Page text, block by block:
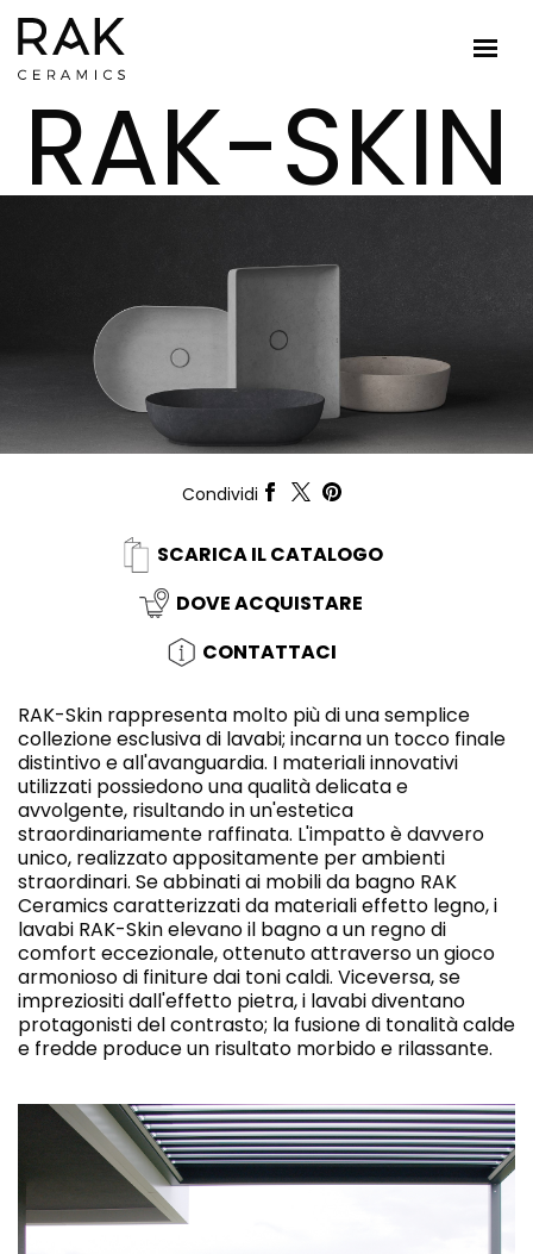
RAK-SKIN
Condividi
SCARICA IL CATALOGO
DOVE ACQUISTARE
CONTATTACI
RAK-Skin rappresenta molto più di una semplice
collezione esclusiva di lavabi; incarna un tocco finale
distintivo e all'avanguardia. I materiali innovativi
utilizzati possiedono una qualità delicata e
avvolgente, risultando in un'estetica
straordinariamente raffinata. L'impatto è davvero
unico, realizzato appositamente per ambienti
straordinari. Se abbinati ai mobili da bagno RAK
Ceramics caratterizzati da materiali effetto legno, i
lavabi RAK-Skin elevano il bagno a un regno di
comfort eccezionale, ottenuto attraverso un gioco
armonioso di finiture dai toni caldi. Viceversa, se
impreziositi dall'effetto pietra, i lavabi diventano
protagonisti del contrasto; la fusione di tonalità calde
e fredde produce un risultato morbido e rilassante.